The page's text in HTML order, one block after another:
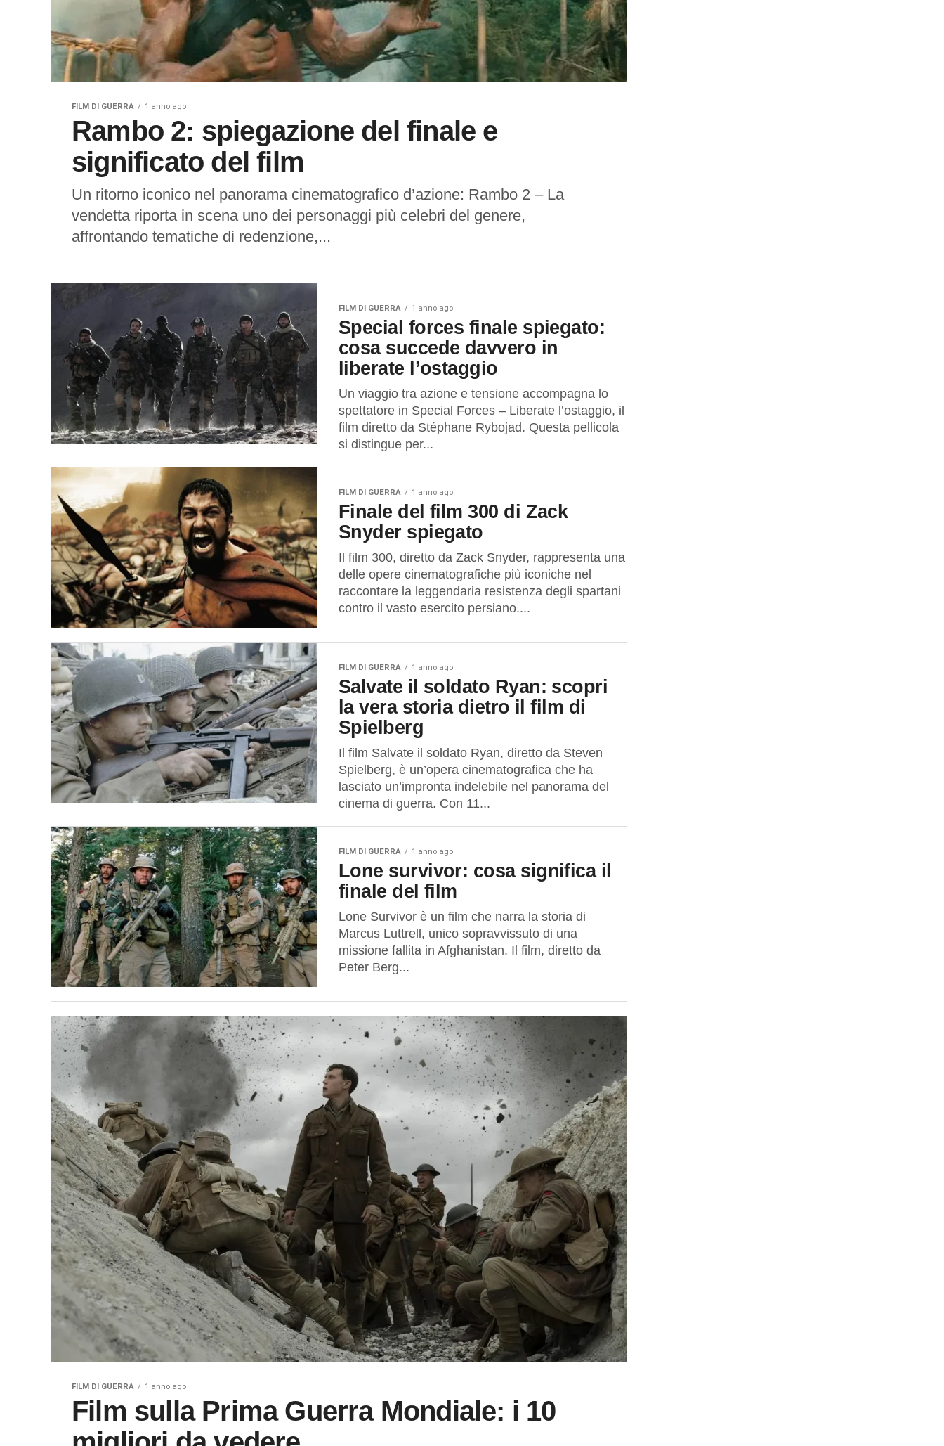
FILM DI GUERRA 1 anno ago
Rambo 2: spiegazione del finale e
significato del film
Un ritorno iconico nel panorama cinematografico d’azione: Rambo 2 – La
vendetta riporta in scena uno dei personaggi più celebri del genere,
affrontando tematiche di redenzione,...
FILM DI GUERRA 1 anno ago
Special forces finale spiegato:
cosa succede davvero in
liberate l’ostaggio
Un viaggio tra azione e tensione accompagna lo
spettatore in Special Forces – Liberate l’ostaggio, il
film diretto da Stéphane Rybojad. Questa pellicola
si distingue per...
FILM DI GUERRA 1 anno ago
Finale del film 300 di Zack
Snyder spiegato
Il film 300, diretto da Zack Snyder, rappresenta una
delle opere cinematografiche più iconiche nel
raccontare la leggendaria resistenza degli spartani
contro il vasto esercito persiano....
FILM DI GUERRA 1 anno ago
Salvate il soldato Ryan: scopri
la vera storia dietro il film di
Spielberg
Il film Salvate il soldato Ryan, diretto da Steven
Spielberg, è un’opera cinematografica che ha
lasciato un’impronta indelebile nel panorama del
cinema di guerra. Con 11...
FILM DI GUERRA 1 anno ago
Lone survivor: cosa significa il
finale del film
Lone Survivor è un film che narra la storia di
Marcus Luttrell, unico sopravvissuto di una
missione fallita in Afghanistan. Il film, diretto da
Peter Berg...
FILM DI GUERRA 1 anno ago
Film sulla Prima Guerra Mondiale: i 10